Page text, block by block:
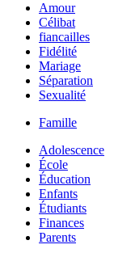
Amour
Célibat
fiancailles
Fidélité
Mariage
Séparation
Sexualité
Famille
Adolescence
École
Éducation
Enfants
Étudiants
Finances
Parents